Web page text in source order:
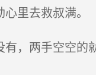
里去救叔满。
，两手空空的